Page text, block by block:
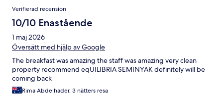
Verifierad recension
10/10 Enastående
1 maj 2026
Översätt med hjälp av Google
The breakfast was amazing the staff was amazing very clean
property recommend eqUILIBRIA SEMINYAK definitely will be
coming back
Rima Abdelhader, 3 nätters resa